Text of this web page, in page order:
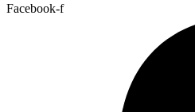
Facebook-f